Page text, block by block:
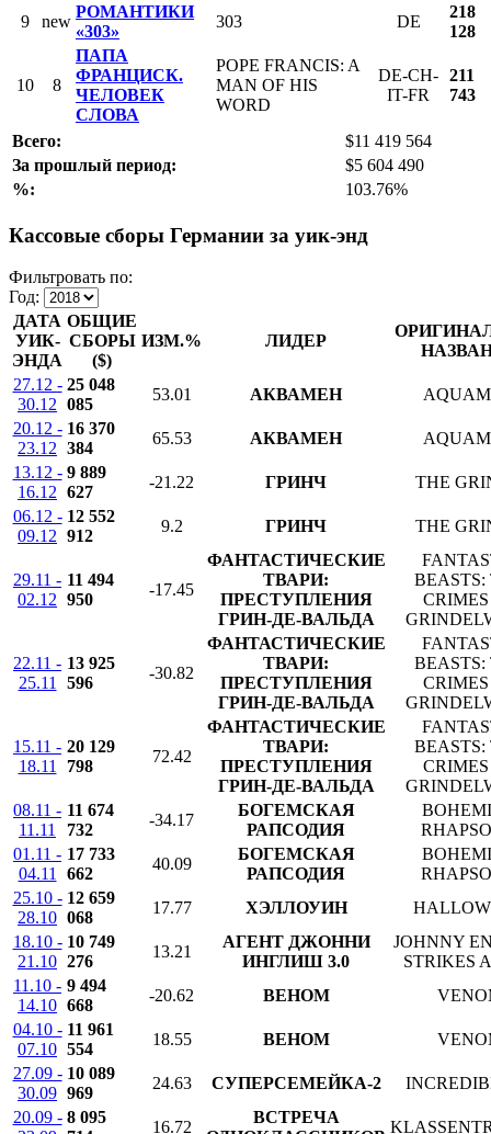
9
new
РОМАНТИКИ
«303»
303 DE
218
128
10 8
ПАПА
ФРАНЦИСК.
ЧЕЛОВЕК
СЛОВА
POPE FRANCIS: A
MAN OF HIS
WORD
DE-CH-
IT-FR
211
743
Всего:
$11 419 564
За прошлый период:
$5 604 490
%:
103.76%
Кассовые сборы Германии за уик-энд
Фильтровать по:
Год:
ДАТА
УИК-
ЭНДА
ОБЩИЕ
СБОРЫ
($)
ИЗМ.% ЛИДЕР
27.12 -
30.12
25 048
085
53.01 АКВАМЕН
20.12 -
23.12
16 370
384
65.53 АКВАМЕН
13.12 -
16.12
9 889
627
-21.22 ГРИНЧ
THE
06.12 -
09.12
12 552
912
9.2 ГРИНЧ THE
29.11 -
02.12
11 494
950
-17.45
ФАНТАСТИЧЕСКИЕ
ТВАРИ:
ПРЕСТУПЛЕНИЯ
ГРИН-ДЕ-ВАЛЬДА
BEASTS:
22.11 -
25.11
13 925
596
-30.82
ФАНТАСТИЧЕСКИЕ
ТВАРИ:
ПРЕСТУПЛЕНИЯ
ГРИН-ДЕ-ВАЛЬДА
BEASTS:
15.11 -
18.11
20 129
798
72.42
ФАНТАСТИЧЕСКИЕ
ТВАРИ:
ПРЕСТУПЛЕНИЯ
ГРИН-ДЕ-ВАЛЬДА
BEASTS:
08.11 -
11.11
11 674
732
-34.17
БОГЕМСКАЯ
РАПСОДИЯ
01.11 -
04.11
17 733
662
40.09
БОГЕМСКАЯ
РАПСОДИЯ
25.10 -
28.10
12 659
068
17.77 ХЭЛЛОУИН
18.10 -
21.10
10 749
276
13.21
АГЕНТ ДЖОННИ
ИНГЛИШ 3.0
JOHNNY
STRIKES
11.10 -
14.10
9 494
668
-20.62 ВЕНОМ
04.10 -
07.10
11 961
554
18.55 ВЕНОМ
27.09 -
30.09
10 089
969
24.63 СУПЕРСЕМЕЙКА-2
20.09 - 8 095
16.72
ВСТРЕЧА